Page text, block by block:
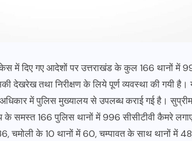
में दिए गए आदेशों पर उत्तराखंड के कुल 166 थानों में
देखरेख तथा निरीक्षण के लिये पूर्ण व्यवस्था की गयी
अधिकार में पुलिस मुख्यालय से उपलब्ध कराई गई है।
के समस्त 166 पुलिस थानों में 996 सीसीटीवी कैमरे
चमोली के 10 थानों में 60, चम्पावत के साथ थानों में 48,